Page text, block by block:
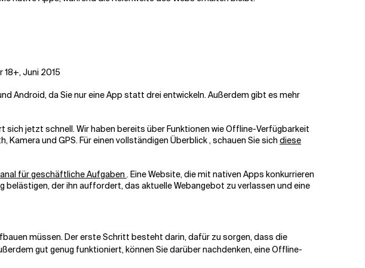
18+, Juni 2015
Android, da Sie nur eine App statt drei entwickeln. Außerdem gibt es mehr
sich jetzt schnell. Wir haben bereits über Funktionen wie Offline-Verfügbarkeit
und GPS. Für einen vollständigen Überblick, schauen Sie sich diese
für geschäftliche Aufgaben . Eine Website, die mit nativen Apps konkurrieren
der ihn auffordert, das aktuelle Webangebot zu verlassen und eine
müssen. Der erste Schritt besteht darin, dafür zu sorgen, dass die
gut genug funktioniert, können Sie darüber nachdenken, eine Offline-